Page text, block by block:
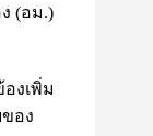
(อม.)
งเพิ่ม
อง